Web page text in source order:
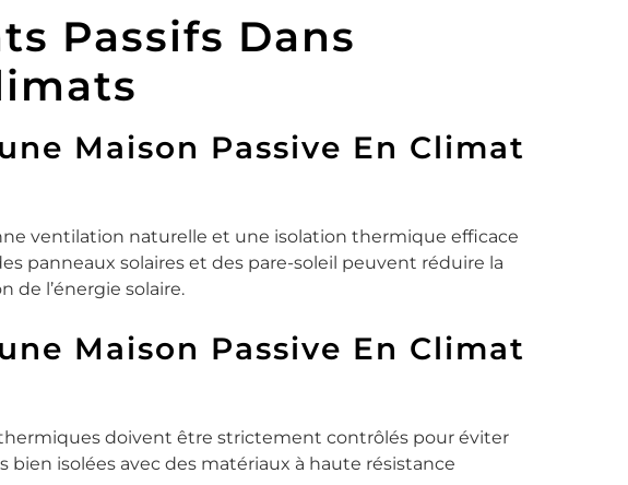
Passifs Dans
Maison Passive En Climat
ventilation naturelle et une isolation thermique efficace
panneaux solaires et des pare-soleil peuvent réduire la
de l’énergie solaire.
Maison Passive En Climat
doivent être strictement contrôlés pour éviter
bien isolées avec des matériaux à haute résistance